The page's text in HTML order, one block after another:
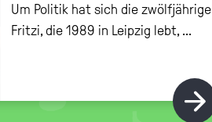
Um Politik hat sich die zwölfjährige
Fritzi, die 1989 in Leipzig lebt, ...